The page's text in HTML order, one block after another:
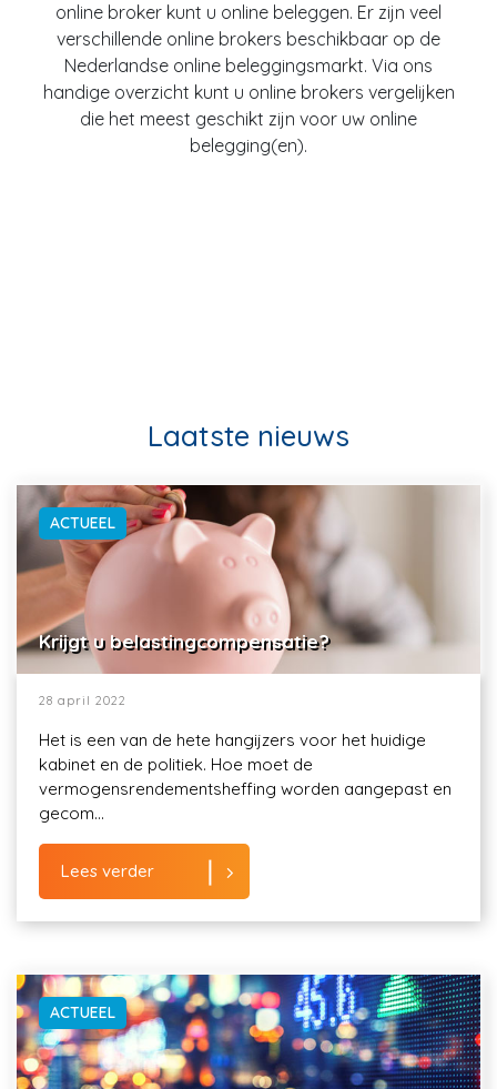
online broker kunt u online beleggen. Er zijn veel
verschillende online brokers beschikbaar op de
Nederlandse online beleggingsmarkt. Via ons
handige overzicht kunt u online brokers vergelijken
die het meest geschikt zijn voor uw online
belegging(en).
Laatste nieuws
ACTUEEL
Krijgt u belastingcompensatie?
28 april 2022
Het is een van de hete hangijzers voor het huidige
kabinet en de politiek. Hoe moet de
vermogensrendementsheffing worden aangepast en
gecom...
Lees verder
ACTUEEL